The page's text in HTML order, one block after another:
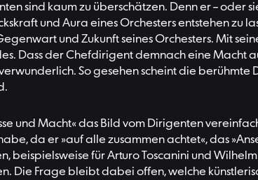
sind kaum zu überschätzen. Denn er – oder
und Aura eines Orchesters entstehen
und Zukunft seines Orchesters. Mit
Dass der Chefdirigent demnach eine Macht
So gesehen scheint die
und Macht« das Bild vom Dirigenten
da er »auf alle zusammen achtet«, das
für Arturo Toscanini und
Die Frage bleibt dabei offen, welche